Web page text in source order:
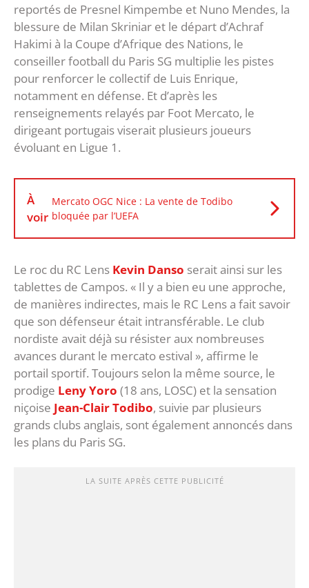
reportés de Presnel Kimpembe et Nuno Mendes, la
blessure de Milan Skriniar et le départ d’Achraf
Hakimi à la Coupe d’Afrique des Nations, le
conseiller football du Paris SG multiplie les pistes
pour renforcer le collectif de Luis Enrique,
notamment en défense. Et d’après les
renseignements relayés par Foot Mercato, le
dirigeant portugais viserait plusieurs joueurs
évoluant en Ligue 1.
À
voir
Mercato OGC Nice : La vente de Todibo
bloquée par l’UEFA
Le roc du RC Lens Kevin Danso serait ainsi sur les
tablettes de Campos. « Il y a bien eu une approche,
de manières indirectes, mais le RC Lens a fait savoir
que son défenseur était intransférable. Le club
nordiste avait déjà su résister aux nombreuses
avances durant le mercato estival », affirme le
portail sportif. Toujours selon la même source, le
prodige Leny Yoro (18 ans, LOSC) et la sensation
niçoise Jean-Clair Todibo, suivie par plusieurs
grands clubs anglais, sont également annoncés dans
les plans du Paris SG.
LA SUITE APRÈS CETTE PUBLICITÉ